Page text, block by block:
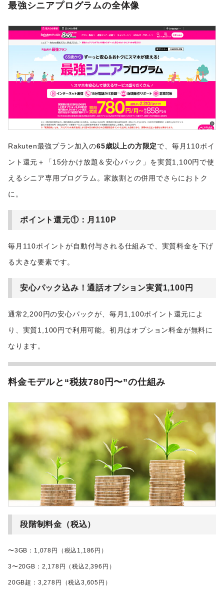
最強シニアプログラムの全体像
Rakuten最強プラン加入の65歳以上の方限定で、毎月110ポイ
ント還元＋「15分かけ放題＆安心パック」を実質1,100円で使
えるシニア専用プログラム。家族割との併用でさらにおトク
に。
ポイント還元①：月110P
毎月110ポイントが自動付与される仕組みで、実質料金を下げ
る大きな要素です。
安心パック込み！通話オプション実質1,100円
通常2,200円の安心パックが、毎月1,100ポイント還元によ
り、実質1,100円で利用可能。初月はオプション料金が無料に
なります。
料金モデルと“税抜780円〜”の仕組み
段階制料金（税込）
〜3GB：1,078円（税込1,186円）
3〜20GB：2,178円（税込2,396円）
20GB超：3,278円（税込3,605円）